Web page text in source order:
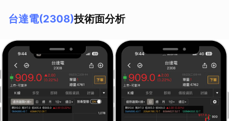
台達電(2308)技術面分析